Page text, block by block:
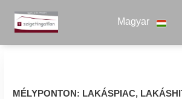
Magyar
MÉLYPONTON: LAKÁSPIAC,